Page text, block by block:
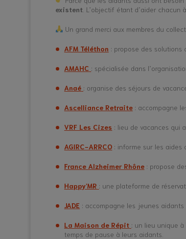
existent . L’objectif étant d’aider
Un grand merci aux membres du
AFM Téléthon : propose des solutions
AMAHC : spécialisée dans
Anaé : organise des séjours de
Ascelliance Retraite : accompagne
VRF Les Cizes : lieu de vacances qui
AGIRC-ARRCO : informe sur les aides
France Alzheimer Rhône : propose
Happy’MR : une plateforme de
JADE : accompagne les jeunes
La Maison de Répit : un lieu unique
temps de pause à leurs aidants.